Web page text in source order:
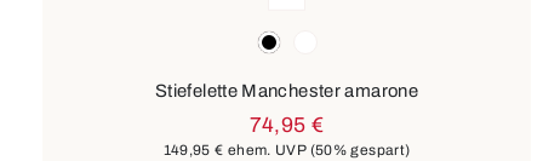
schwarz
Stiefelette Manchester amarone
74,95 €
149,95 € ehem. UVP (50% gespart)